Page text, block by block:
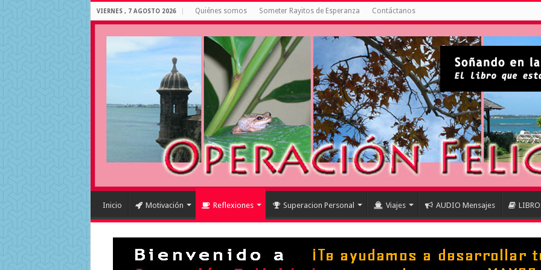
VIERNES , 7 AGOSTO 2026 Quiénes somos Someter Rayitos de Esperanza Contáctanos
Inicio Motivación Reflexiones Superacion Personal Viajes AUDIO Mensajes